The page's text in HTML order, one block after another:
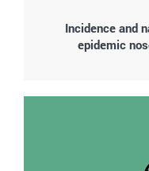
Incidence and
epidemic